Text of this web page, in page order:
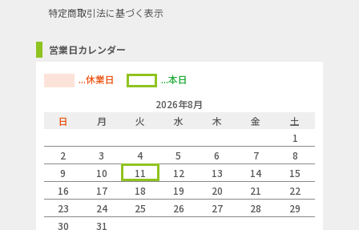
特定商取引法に基づく表示
営業日カレンダー
...休業日
...本日
2026年8月
日
月 火 水 木 金
土
1
2
3 4 5 6 7
8
9
10 11 12 13 14
15
16
17 18 19 20 21
22
23
24 25 26 27 28
29
30
31